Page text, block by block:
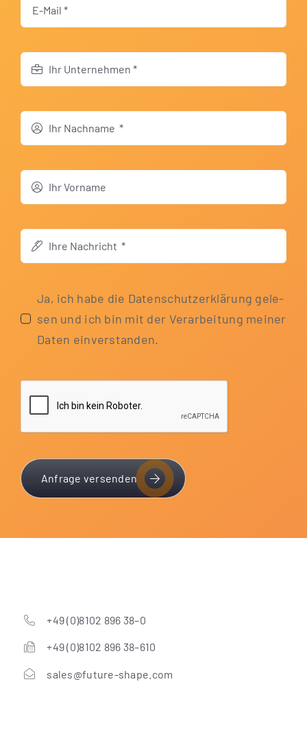
Ja, ich habe die Daten­schutz­er­klä­rung gele­
sen und ich bin mit der Ver­ar­bei­tung mei­ner
Daten einverstanden.
Anfrage versenden
+49 (0)8102 896 38–0
+49 (0)8102 896 38–610
sales@future-shape.com